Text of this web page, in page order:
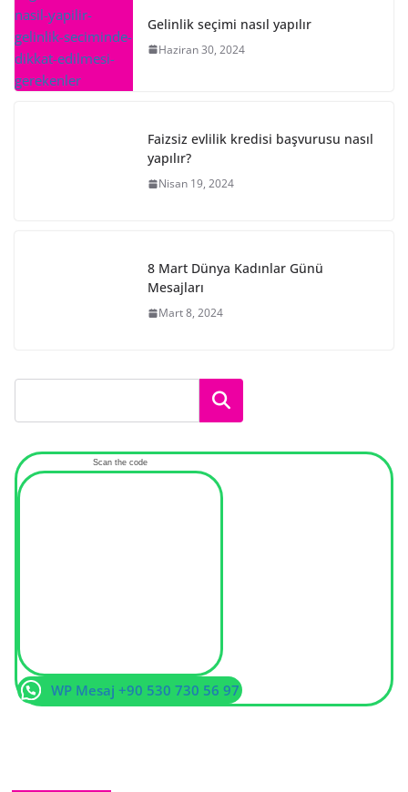
Gelinlik seçimi nasıl yapılır
Haziran 30, 2024
Faizsiz evlilik kredisi başvurusu nasıl
yapılır?
Nisan 19, 2024
8 Mart Dünya Kadınlar Günü
Mesajları
Mart 8, 2024
Ara
Scan the code
WP Mesaj +90 530 730 56 97